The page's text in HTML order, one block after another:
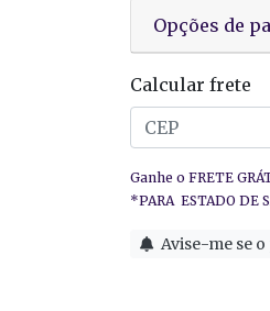
Opções de
Calcular frete
Avise-me se